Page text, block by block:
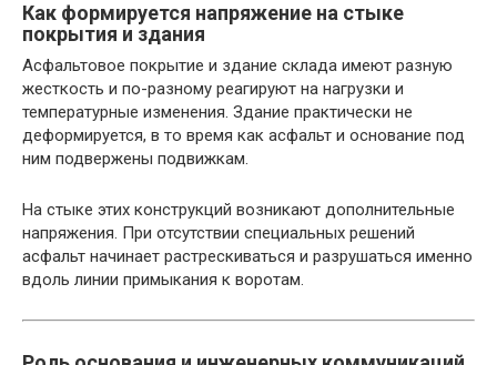
Как формируется напряжение на стыке
покрытия и здания
Асфальтовое покрытие и здание склада имеют разную
жесткость и по-разному реагируют на нагрузки и
температурные изменения. Здание практически не
деформируется, в то время как асфальт и основание под
ним подвержены подвижкам.
На стыке этих конструкций возникают дополнительные
напряжения. При отсутствии специальных решений
асфальт начинает растрескиваться и разрушаться именно
вдоль линии примыкания к воротам.